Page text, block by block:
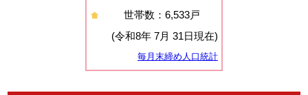
世帯数：6,533戸
(令和8年 7月 31日現在)
毎月末締め人口統計